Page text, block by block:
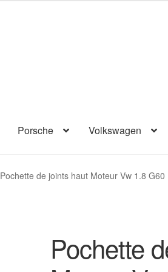
Porsche Volkswagen
Pochette de joints haut Moteur Vw 1.8 G60
Pochette